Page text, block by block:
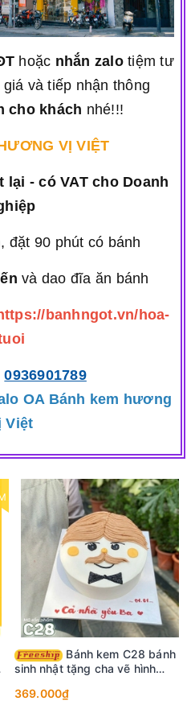
hoặc nhắn zalotiệm tư
và tiếp nhận thông
cho khách nhé!!!
VỊ VIỆT
lại - có VAT cho Doanh
đặt 90 phút có bánh
và dao đĩa ăn bánh
banhngot.vn/hoa-
0936901789
OA Bánh kem hương
Việt
sinh nhật tặng cha vẽ hình
369.000₫